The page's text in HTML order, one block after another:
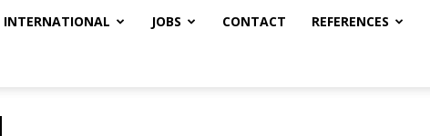
INTERNATIONAL JOBS CONTACT REFERENCES